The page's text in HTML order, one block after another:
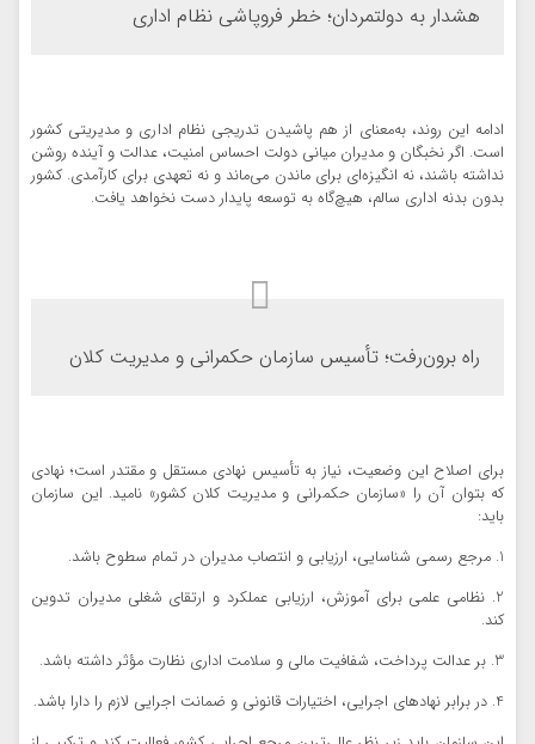
هشدار به دولتمردان؛ خطر فروپاشی نظام اداری
ادامه این روند، به‌معنای از هم پاشیدن تدریجی نظام اداری و مدیریتی کشور
است. اگر نخبگان و مدیران میانی دولت احساس امنیت، عدالت و آینده روشن
نداشته باشند، نه انگیزه‌ای برای ماندن می‌ماند و نه تعهدی برای کارآمدی. کشور
بدون بدنه اداری سالم، هیچ‌گاه به توسعه پایدار دست نخواهد یافت.
راه برون‌رفت؛ تأسیس سازمان حکمرانی و مدیریت کلان
برای اصلاح این وضعیت، نیاز به تأسیس نهادی مستقل و مقتدر است؛ نهادی
که بتوان آن را «سازمان حکمرانی و مدیریت کلان کشور» نامید. این سازمان
باید:
1. مرجع رسمی شناسایی، ارزیابی و انتصاب مدیران در تمام سطوح باشد.
2. نظامی علمی برای آموزش، ارزیابی عملکرد و ارتقای شغلی مدیران تدوین
کند.
3. بر عدالت پرداخت، شفافیت مالی و سلامت اداری نظارت مؤثر داشته باشد.
4. در برابر نهادهای اجرایی، اختیارات قانونی و ضمانت اجرایی لازم را دارا باشد.